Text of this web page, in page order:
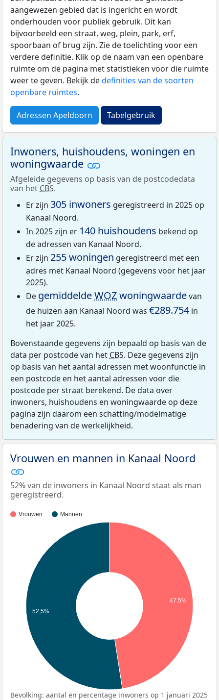
aangewezen gebied dat is ingericht en wordt
onderhouden voor publiek gebruik. Dit kan
bijvoorbeeld een straat, weg, plein, park, erf,
spoorbaan of brug zijn. Zie de toelichting voor een
verdere definitie. Klik op de naam van een openbare
ruimte om de pagina met statistieken voor die ruimte
weer te geven. Bekijk dedefinities van de soorten
openbare ruimtes.
Adressen Apeldoorn Tabelgebruik
Inwoners, huishoudens, woningen en
woningwaarde
Afgeleide gegevens op basis van de postcodedata
van het CBS.
Er zijn 305 inwoners geregistreerd in 2025 op
Kanaal Noord.
In 2025 zijn er 140 huishoudens bekend op
de adressen van Kanaal Noord.
Er zijn 255 woningen geregistreerd met een
adres met Kanaal Noord (gegevens voor het jaar
2025).
De gemiddeldeWOZwoningwaardevan
de huizen aan Kanaal Noord was €289.754 in
het jaar 2025.
Bovenstaande gegevens zijn bepaald op basis van de
data per postcode van het CBS. Deze gegevens zijn
op basis van het aantal adressen met woonfunctie in
een postcode en het aantal adressen voor die
postcode per straat berekend. De data over
inwoners, huishoudens en woningwaarde op deze
pagina zijn daarom een schatting/modelmatige
benadering van de werkelijkheid.
Vrouwen en mannen in Kanaal Noord
52% van de inwoners in Kanaal Noord staat als man
geregistreerd.
Vrouwen Mannen
47,5%
52,5%
Bevolking: aantal en percentage inwoners op 1 januari 2025